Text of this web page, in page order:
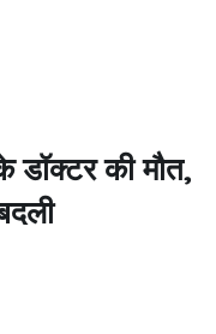
की मौत,